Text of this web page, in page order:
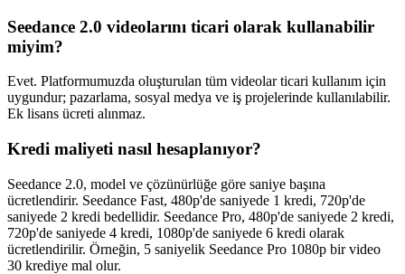
Seedance 2.0 videolarını ticari olarak kullanabilir
miyim?
Evet. Platformumuzda oluşturulan tüm videolar ticari kullanım için
uygundur; pazarlama, sosyal medya ve iş projelerinde kullanılabilir.
Ek lisans ücreti alınmaz.
Kredi maliyeti nasıl hesaplanıyor?
Seedance 2.0, model ve çözünürlüğe göre saniye başına
ücretlendirir. Seedance Fast, 480p'de saniyede 1 kredi, 720p'de
saniyede 2 kredi bedellidir. Seedance Pro, 480p'de saniyede 2 kredi,
720p'de saniyede 4 kredi, 1080p'de saniyede 6 kredi olarak
ücretlendirilir. Örneğin, 5 saniyelik Seedance Pro 1080p bir video
30 krediye mal olur.